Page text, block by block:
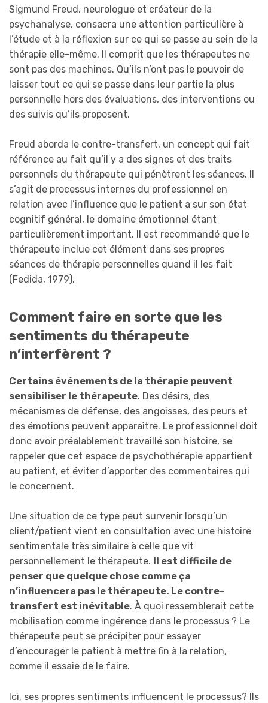
Sigmund Freud, neurologue et créateur de la
psychanalyse, consacra une attention particulière à
l’étude et à la réflexion sur ce qui se passe au sein de la
thérapie elle-même. Il comprit que les thérapeutes ne
sont pas des machines. Qu’ils n’ont pas le pouvoir de
laisser tout ce qui se passe dans leur partie la plus
personnelle hors des évaluations, des interventions ou
des suivis qu’ils proposent.
Freud aborda le contre-transfert, un concept qui fait
référence au fait qu’il y a des signes et des traits
personnels du thérapeute qui pénètrent les séances. Il
s’agit de processus internes du professionnel en
relation avec l’influence que le patient a sur son état
cognitif général, le domaine émotionnel étant
particulièrement important. Il est recommandé que le
thérapeute inclue cet élément dans ses propres
séances de thérapie personnelles quand il les fait
(Fedida, 1979).
Comment faire en sorte que les
sentiments du thérapeute
n’interfèrent ?
Certains événements de la thérapie peuvent
sensibiliser le thérapeute. Des désirs, des
mécanismes de défense, des angoisses, des peurs et
des émotions peuvent apparaître. Le professionnel doit
donc avoir préalablement travaillé son histoire, se
rappeler que cet espace de psychothérapie appartient
au patient, et éviter d’apporter des commentaires qui
le concernent.
Une situation de ce type peut survenir lorsqu’un
client/patient vient en consultation avec une histoire
sentimentale très similaire à celle que vit
personnellement le thérapeute.
Il est difficile de
penser que quelque chose comme ça
n’influencera pas le thérapeute. Le contre-
transfert est inévitable. À quoi ressemblerait cette
mobilisation comme ingérence dans le processus ? Le
thérapeute peut se précipiter pour essayer
d’encourager le patient à mettre fin à la relation,
comme il essaie de le faire.
Ici, ses propres sentiments influencent le processus? Ils